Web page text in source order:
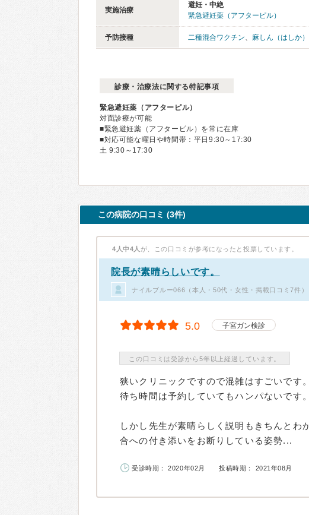
実施治療
避妊・中絶
緊急避妊薬（アフターピル）
予防接種 二種混合ワクチン、 麻しん（はしか
診療・治療法に関する特記事項
緊急避妊薬（アフターピル）
対面診療が可能
■緊急避妊薬（アフターピル）を常に在庫
■対応可能な曜日や時間帯：平日9:30～17:30
土 9:30～17:30
この病院の口コミ (3件)
4人中4人 が、この口コミが参考になったと投票しています。
院長が素晴らしいです。
ナイルブルー066（本人・50代・女性・掲載口コミ7件）
5.0 子宮ガン検診
この口コミは受診から5年以上経過しています。
狭いクリニックですので混雑はすごいです。
待ち時間は予約していてもハンパないです。
しかし先生が素晴らしく説明もきちんとわ
合への付き添いをお断りしている姿勢...
受診時期： 2020年02月 投稿時期： 2021年08月